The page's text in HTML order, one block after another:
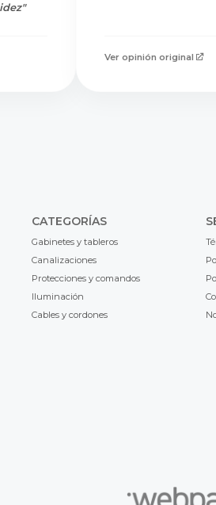
Ver opinión original
CATEGORÍAS
Gabinetes y tableros
Canalizaciones
Protecciones y comandos
Iluminación
Cables y cordones